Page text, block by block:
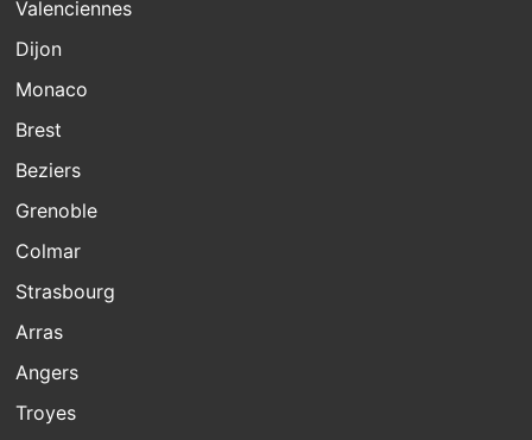
Valenciennes
Dijon
Monaco
Brest
Beziers
Grenoble
Colmar
Strasbourg
Arras
Angers
Troyes